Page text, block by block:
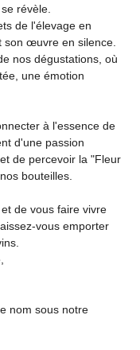
révèle.
de l'élevage en
son œuvre en silence.
nos dégustations, où
une émotion
à l'essence de
d'une passion
de percevoir la "Fleur
bouteilles.
de vous faire vivre
vous emporter
nom sous notre